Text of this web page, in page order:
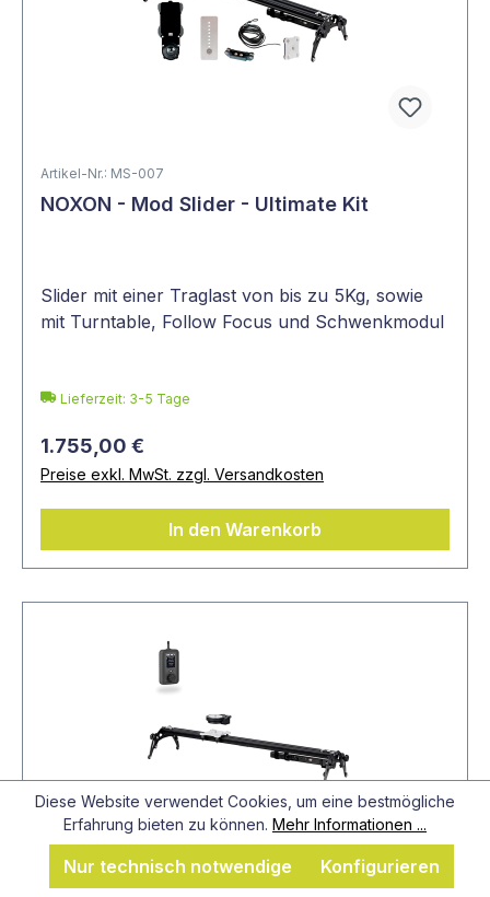
Artikel-Nr.: MS-007
NOXON - Mod Slider - Ultimate Kit
Slider mit einer Traglast von bis zu 5Kg, sowie
mit Turntable, Follow Focus und Schwenkmodul
Lieferzeit: 3-5 Tage
1.755,00 €
Preise exkl. MwSt. zzgl. Versandkosten
In den Warenkorb
Diese Website verwendet Cookies, um eine bestmögliche
Erfahrung bieten zu können. Mehr Informationen ...
Nur technisch notwendige Konfigurieren